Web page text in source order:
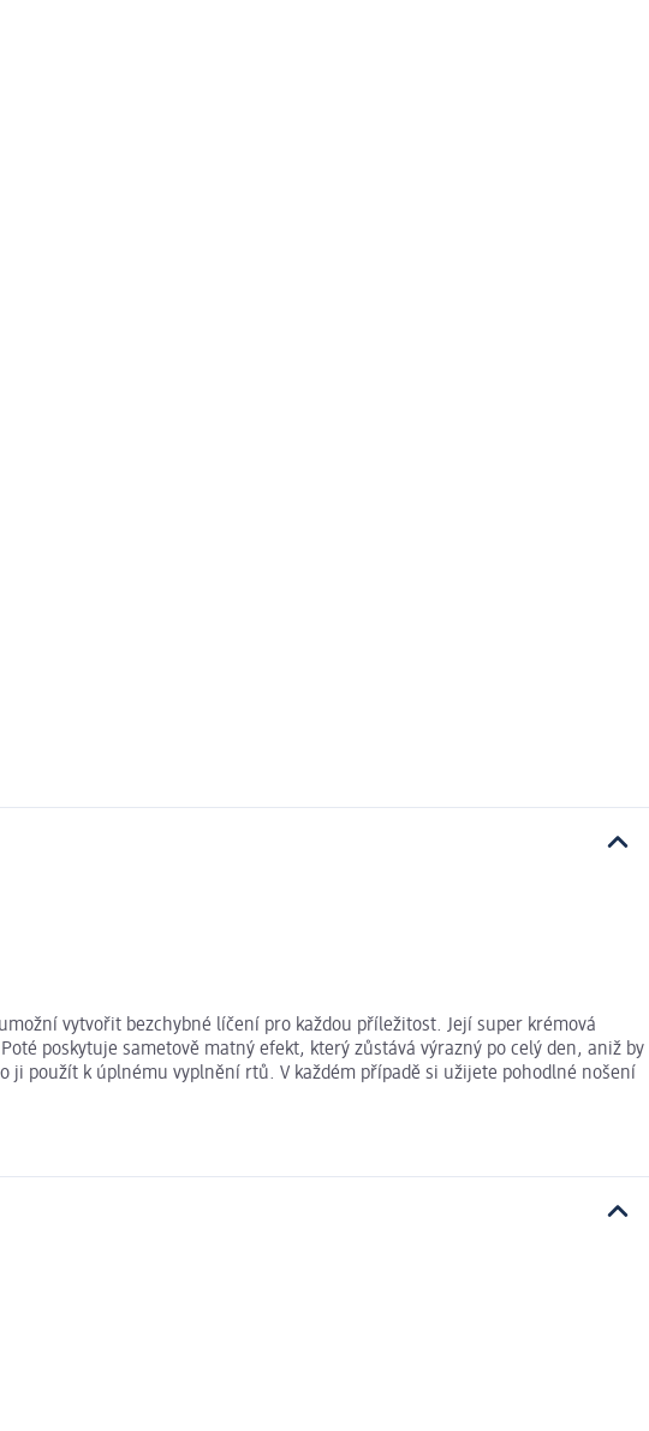
vytvořit bezchybné líčení pro každou příležitost. Její super krémová
poskytuje sametově matný efekt, který zůstává výrazný po celý den, aniž by
ji použít k úplnému vyplnění rtů. V každém případě si užijete pohodlné nošení